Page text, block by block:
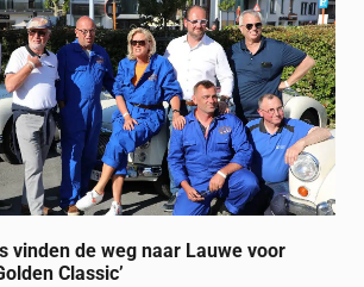
vinden de weg naar Lauwe voor
Classic’